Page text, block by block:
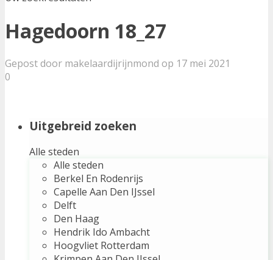
Hagedoorn 18_27
Gepost door makelaardijrijnmond op 17 mei 2021
0
Uitgebreid zoeken
Alle steden
Alle steden
Berkel En Rodenrijs
Capelle Aan Den IJssel
Delft
Den Haag
Hendrik Ido Ambacht
Hoogvliet Rotterdam